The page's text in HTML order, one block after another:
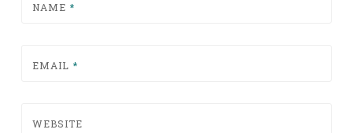
NAME *
EMAIL *
WEBSITE